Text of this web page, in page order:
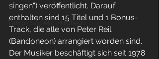
Jobs
Tango Society Mitglied
singen“) veröffentlicht. Darauf
enthalten sind 15 Titel und 1 Bonus-
Track, die alle von Peter Reil
(Bandoneon) arrangiert worden sind.
Der Musiker beschäftigt sich seit 1978